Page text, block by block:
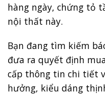
hàng ngày, chứng tỏ
nội thất này.
Bạn đang tìm kiếm
đưa ra quyết định
cấp thông tin chi tiết
hưởng, kiểu dáng